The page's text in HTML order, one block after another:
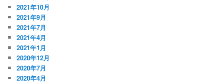
2021年10月
2021年9月
2021年7月
2021年4月
2021年1月
2020年12月
2020年7月
2020年4月